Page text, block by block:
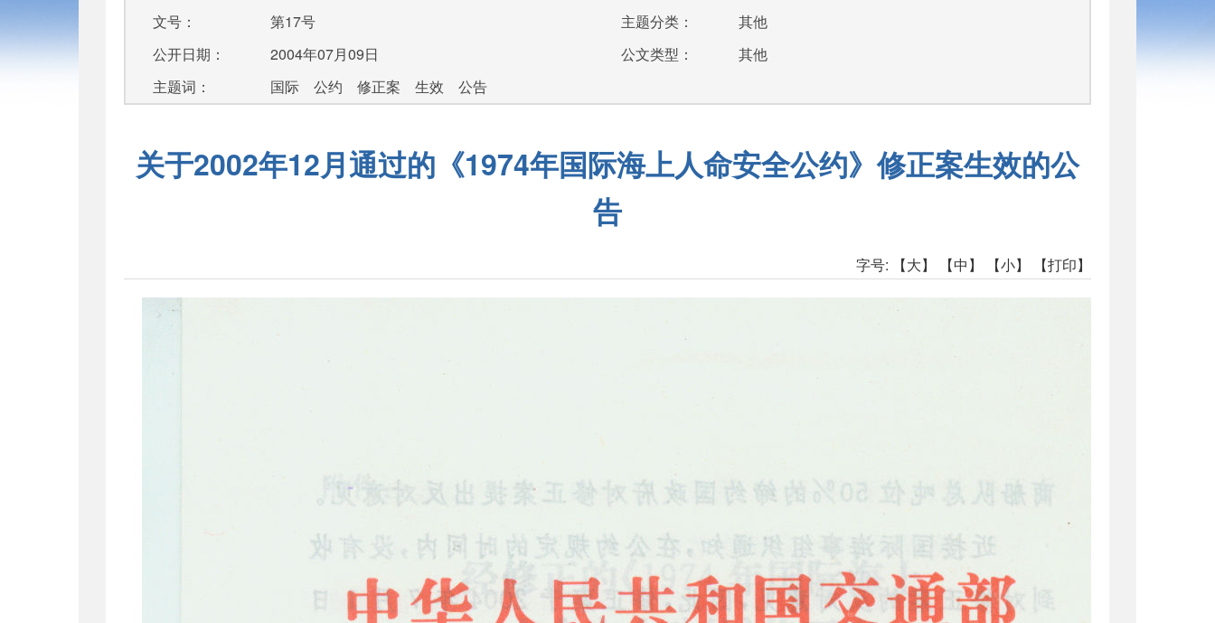
文号：
第17号
公开日期：
2004年07月09日
主题词：
国际 公约 修正案 生效 公告
主题分类：
其他
公文类型：
其他
关于2002年12月通过的《1974年国际海上人命安全公约》修正案生效的公
告
字号: 【大】 【中】 【小】 【打印】